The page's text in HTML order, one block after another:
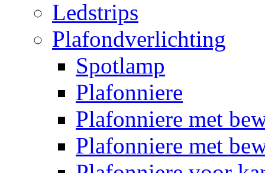
Ledstrips
Plafondverlichting
Spotlamp
Plafonniere
Plafonniere met
Plafonniere met